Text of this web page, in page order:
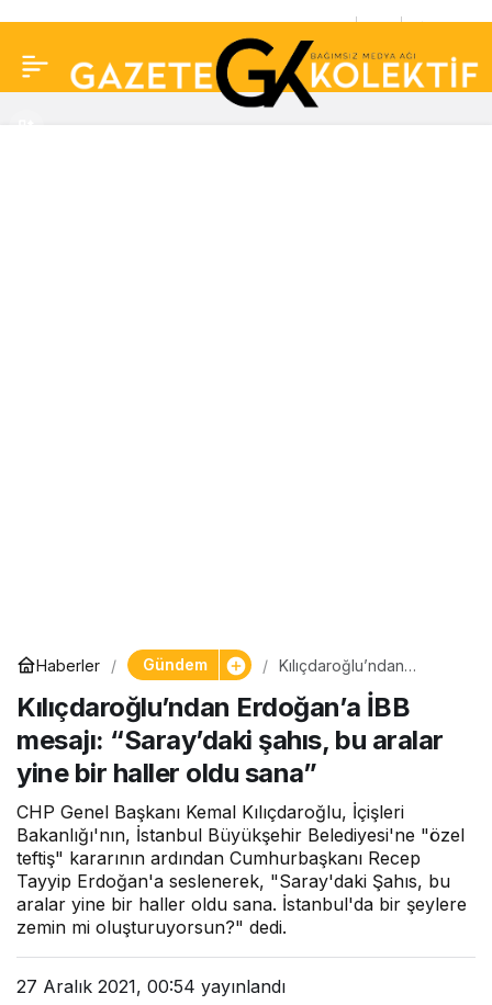
Haberler Gündem
Kılıçdaroğlu’ndan
“Saray’daki şahıs, bu
aralar yine bir haller oldu
sana”
Kılıçdaroğlu’ndan Erdoğan’a İBB
mesajı: “Saray’daki şahıs, bu aralar
yine bir haller oldu sana”
CHP Genel Başkanı Kemal Kılıçdaroğlu, İçişleri
Bakanlığı'nın, İstanbul Büyükşehir Belediyesi'ne "özel
teftiş" kararının ardından Cumhurbaşkanı Recep
Tayyip Erdoğan'a seslenerek, "Saray'daki Şahıs, bu
aralar yine bir haller oldu sana. İstanbul'da bir şeylere
zemin mi oluşturuyorsun?" dedi.
27 Aralık 2021, 00:54 yayınlandı
saatten sonra İBB